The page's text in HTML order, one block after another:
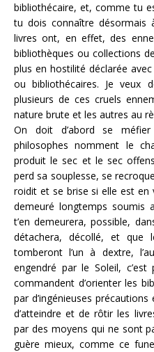
bibliothécaire, et, comme tu
tu dois connaître désormais
livres ont, en effet, des
bibliothèques ou collections
plus en hosti­lité déclarée
ou bibliothécaires. Je veux
plusieurs de ces cruels
nature brute et les autres au
On doit d’abord se
philosophes nomment le
produit le sec et le sec
perd sa souplesse, se
roidit et se brise si elle est en
demeuré longtemps soumis
t’en demeurera, possible,
détachera, décollé, et que
tomberont l’un à dextre,
engendré par le Soleil,
commandent d’orienter les
par d’ingénieuses
d’atteindre et de rôtir les
par des moyens qui ne sont
guère mieux, comme ce